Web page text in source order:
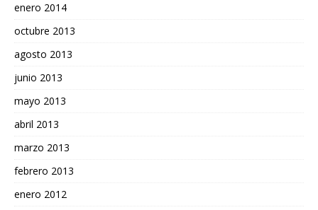
enero 2014
octubre 2013
agosto 2013
junio 2013
mayo 2013
abril 2013
marzo 2013
febrero 2013
enero 2012